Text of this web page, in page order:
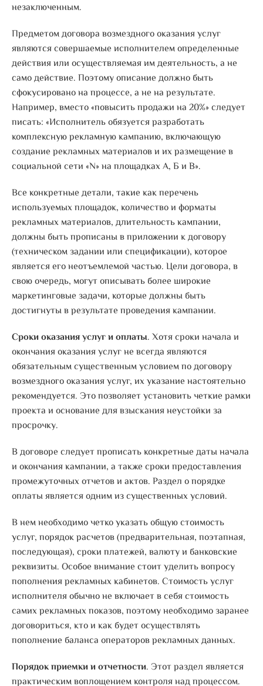
незаключенным.
Предметом договора возмездного оказания услуг
являются совершаемые исполнителем определенные
действия или осуществляемая им деятельность, а не
само действие. Поэтому описание должно быть
сфокусировано на процессе, а не на результате.
Например, вместо «повысить продажи на 20%» следует
писать: «Исполнитель обязуется разработать
комплексную рекламную кампанию, включающую
создание рекламных материалов и их размещение в
социальной сети «N» на площадках А, Б и В».
Все конкретные детали, такие как перечень
используемых площадок, количество и форматы
рекламных материалов, длительность кампании,
должны быть прописаны в приложении к договору
(техническом задании или спецификации), которое
является его неотъемлемой частью. Цели договора, в
свою очередь, могут описывать более широкие
маркетинговые задачи, которые должны быть
достигнуты в результате проведения кампании.
Сроки оказания услуг и оплаты. Хотя сроки начала и
окончания оказания услуг не всегда являются
обязательным существенным условием по договору
возмездного оказания услуг, их указание настоятельно
рекомендуется. Это позволяет установить четкие рамки
проекта и основание для взыскания неустойки за
просрочку.
В договоре следует прописать конкретные даты начала
и окончания кампании, а также сроки предоставления
промежуточных отчетов и актов. Раздел о порядке
оплаты является одним из существенных условий.
В нем необходимо четко указать общую стоимость
услуг, порядок расчетов (предварительная, поэтапная,
последующая), сроки платежей, валюту и банковские
реквизиты. Особое внимание стоит уделить вопросу
пополнения рекламных кабинетов. Стоимость услуг
исполнителя обычно не включает в себя стоимость
самих рекламных показов, поэтому необходимо заранее
договориться, кто и как будет осуществлять
пополнение баланса операторов рекламных данных.
Порядок приемки и отчетности. Этот раздел является
практическим воплощением контроля над процессом.